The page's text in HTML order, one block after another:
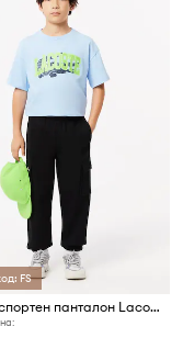
FS
Детски спортен панталон Lacoste